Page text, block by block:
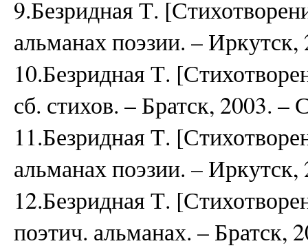
9.Безридная Т.
альманах поэзии. –
10.Безридная Т.
сб. стихов. – Братск, 2003. –
11.Безридная Т.
альманах поэзии. –
12.Безридная Т.
поэтич. альманах. – Братск,